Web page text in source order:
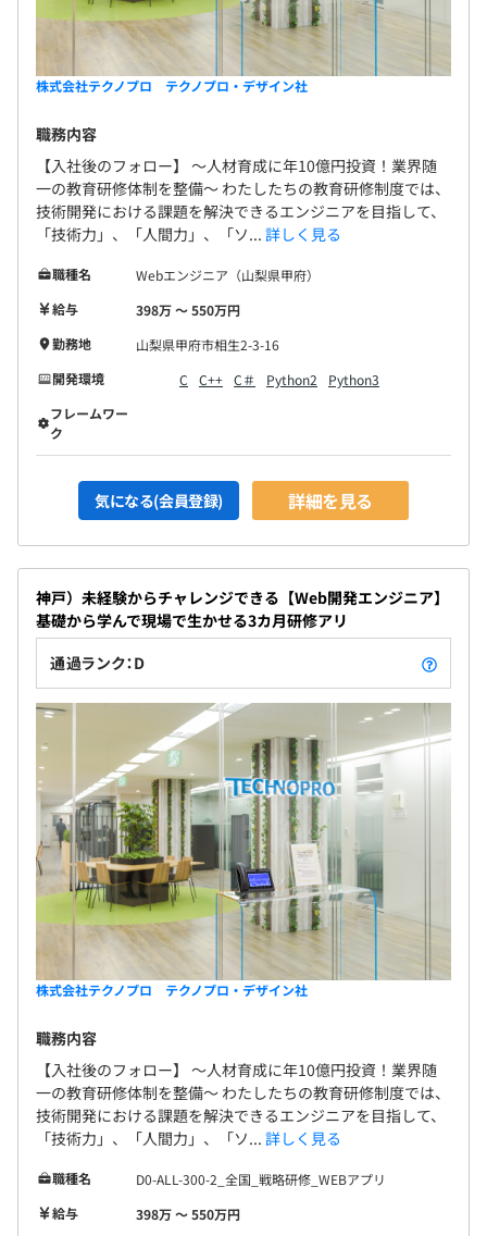
2カ月間（期間中、条件の変更はありません）
株式会社テクノプロ テクノプロ・デザイン社
職務内容
【入社後のフォロー】 〜人材育成に年10億円投資！業界随
一の教育研修体制を整備〜 わたしたちの教育研修制度では、
技術開発における課題を解決できるエンジニアを目指して、
「技術力」、「人間力」、「ソ... 詳しく見る
職種名
Webエンジニア（山梨県甲府）
給与
398万 〜 550万円
勤務地
山梨県甲府市相生2-3-16
開発環境
C C++ C＃ Python2
Python3
フレームワー
ク
気になる(会員登録) 詳細を見る
神戸）未経験からチャレンジできる【Web開発エンジニア】
基礎から学んで現場で生かせる3カ月研修アリ
通過ランク：D
株式会社テクノプロ テクノプロ・デザイン社
職務内容
【入社後のフォロー】 〜人材育成に年10億円投資！業界随
一の教育研修体制を整備〜 わたしたちの教育研修制度では、
技術開発における課題を解決できるエンジニアを目指して、
「技術力」、「人間力」、「ソ... 詳しく見る
職種名
D0-ALL-300-2_全国_戦略研修_WEBアプリ
給与
398万 〜 550万円